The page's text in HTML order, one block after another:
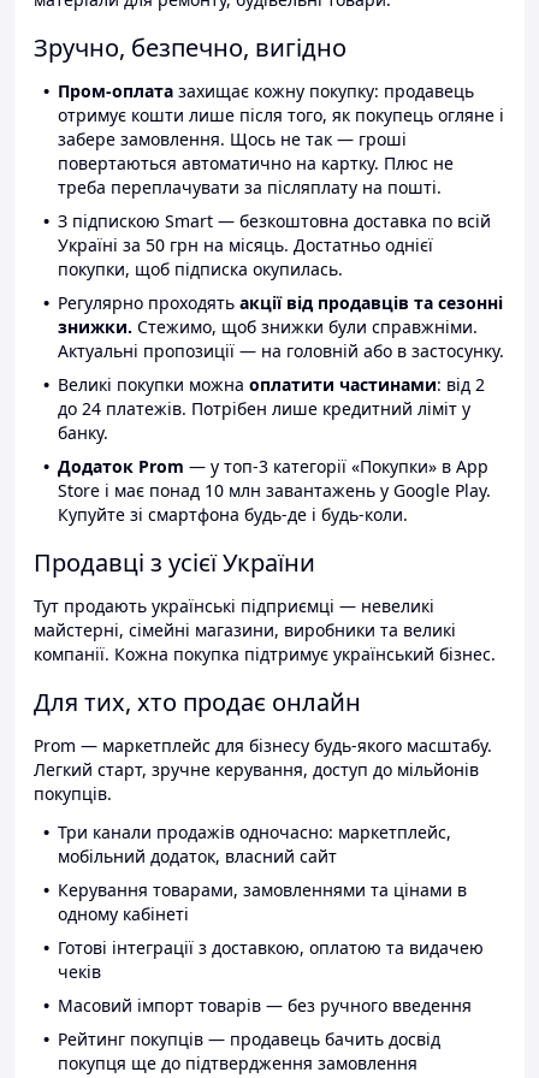
Зручно, безпечно, вигідно
Пром-оплата захищає кожну покупку: продавець
отримує кошти лише після того, як покупець огляне і
забере замовлення. Щось не так — гроші
повертаються автоматично на картку. Плюс не
треба переплачувати за післяплату на пошті.
З підпискою Smart — безкоштовна доставка по всій
Україні за 50 грн на місяць. Достатньо однієї
покупки, щоб підписка окупилась.
Регулярно проходять акції від продавців та сезонні
знижки. Стежимо, щоб знижки були справжніми.
Актуальні пропозиції — на головній або в застосунку.
Великі покупки можна оплатити частинами: від 2
до 24 платежів. Потрібен лише кредитний ліміт у
банку.
Додаток Prom — у топ-3 категорії «Покупки» в App
Store і має понад 10 млн завантажень у Google Play.
Купуйте зі смартфона будь-де і будь-коли.
Продавці з усієї України
Тут продають українські підприємці — невеликі
майстерні, сімейні магазини, виробники та великі
компанії. Кожна покупка підтримує український бізнес.
Для тих, хто продає онлайн
Prom — маркетплейс для бізнесу будь-якого масштабу.
Легкий старт, зручне керування, доступ до мільйонів
покупців.
Три канали продажів одночасно: маркетплейс,
мобільний додаток, власний сайт
Керування товарами, замовленнями та цінами в
одному кабінеті
Готові інтеграції з доставкою, оплатою та видачею
чеків
Масовий імпорт товарів — без ручного введення
Рейтинг покупців — продавець бачить досвід
покупця ще до підтвердження замовлення